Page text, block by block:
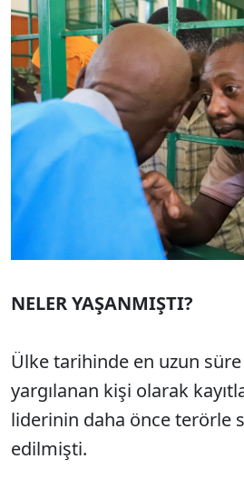
NELER YAŞANMIŞTI?
Ülke tarihinde en uzun
yargılanan kişi olarak
liderinin daha önce terörle
edilmişti.